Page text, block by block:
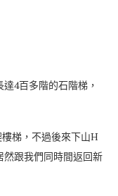
4百多階的石階梯，
梯，不過後來下山H
跟我們同時間返回新